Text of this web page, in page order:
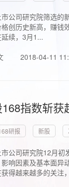
公司研究院筛选的
创历史新高，赚钱
续，3月1...
2018-04-11
指数斩
研报 新股
公司研究院12月初
响因素及基本面异
得越来越多的关注